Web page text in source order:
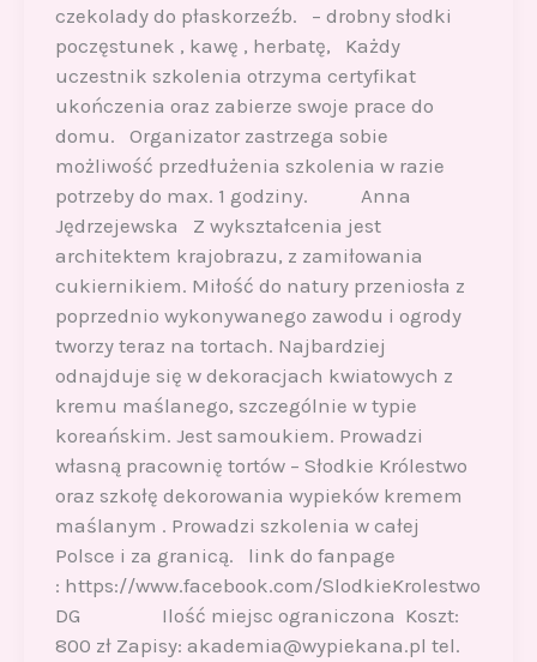
czekolady do płaskorzeźb. – drobny słodki
poczęstunek , kawę , herbatę, Każdy
uczestnik szkolenia otrzyma certyfikat
ukończenia oraz zabierze swoje prace do
domu. Organizator zastrzega sobie
możliwość przedłużenia szkolenia w razie
potrzeby do max. 1 godziny. Anna
Jędrzejewska Z wykształcenia jest
architektem krajobrazu, z zamiłowania
cukiernikiem. Miłość do natury przeniosła z
poprzednio wykonywanego zawodu i ogrody
tworzy teraz na tortach. Najbardziej
odnajduje się w dekoracjach kwiatowych z
kremu maślanego, szczególnie w typie
koreańskim. Jest samoukiem. Prowadzi
własną pracownię tortów – Słodkie Królestwo
oraz szkołę dekorowania wypieków kremem
maślanym . Prowadzi szkolenia w całej
Polsce i za granicą. link do fanpage
: https://www.facebook.com/SlodkieKrolestwo
DG Ilość miejsc ograniczona Koszt:
800 zł Zapisy: akademia@wypiekana.pl tel.